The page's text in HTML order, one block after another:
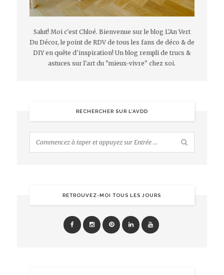
Salut! Moi c'est Chloé. Bienvenue sur le blog L'An Vert
Du Décor, le point de RDV de tous les fans de déco & de
DIY en quête d'inspiration! Un blog rempli de trucs &
astuces sur l'art du "mieux-vivre" chez soi.
RECHERCHER SUR L’AVDD
RETROUVEZ-MOI TOUS LES JOURS